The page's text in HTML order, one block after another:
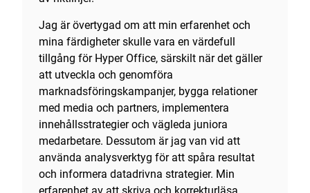
Jag är övertygad om att min erfarenhet och
mina färdigheter skulle vara en värdefull
tillgång för Hyper Office, särskilt när det gäller
att utveckla och genomföra
marknadsföringskampanjer, bygga relationer
med media och partners, implementera
innehållsstrategier och vägleda juniora
medarbetare. Dessutom är jag van vid att
använda analysverktyg för att spåra resultat
och informera datadrivna strategier. Min